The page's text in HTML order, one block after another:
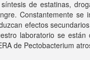
de estatinas,
Constantemente se
efectos
laboratorio se están
de Pectobacterium